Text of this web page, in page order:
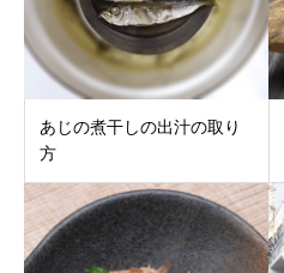
あじの煮干しの出汁の取り
方